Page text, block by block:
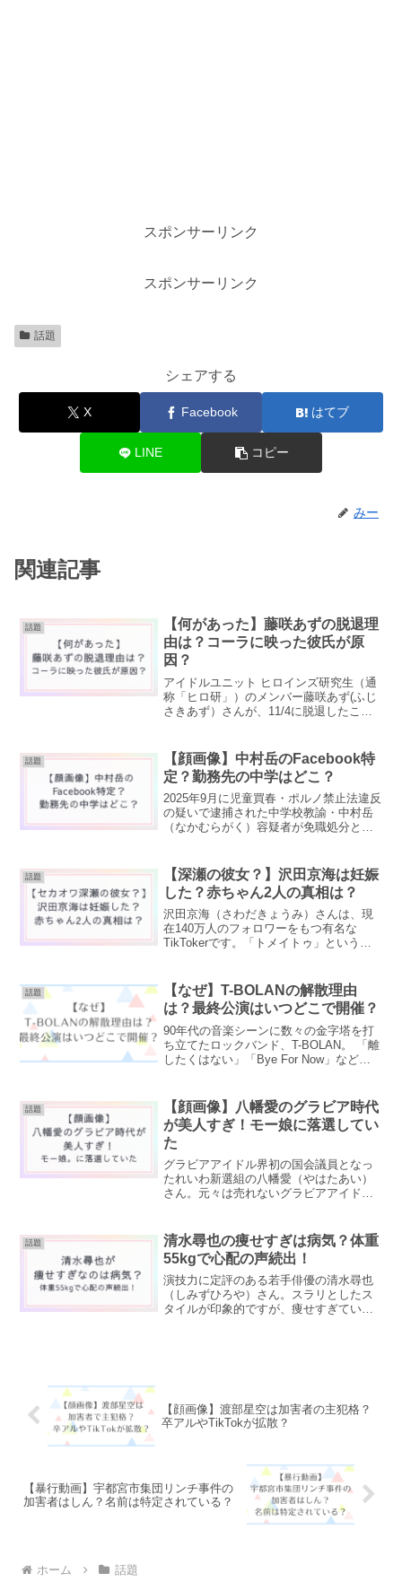
スポンサーリンク
スポンサーリンク
話題
シェアする
X Facebook はてブ
LINE コピー
みー
関連記事
話題
【何があった】藤咲あずの脱退理
由は？コーラに映った彼氏が原
因？
アイドルユニット ヒロインズ研究生（通
称「ヒロ研」）のメンバー藤咲あず(ふじ
さきあず）さんが、11/4に脱退したこと
だけで、なぜ脱退になったのか気になる
人も多いようです...
話題
【顔画像】中村岳のFacebook特
定？勤務先の中学はどこ？
2025年9月に児童買春・ポルノ禁止法違反
の疑いで逮捕された中学校教諭・中村岳
（なかむらがく）容疑者が免職処分とな
特定されているのか勤務先の中学校はど
こかといっ...
話題
【深瀬の彼女？】沢田京海は妊娠
した？赤ちゃん2人の真相は？
沢田京海（さわだきょうみ）さんは、現
在140万人のフォロワーをもつ有名な
TikTokerです。「トメイトゥ」という愛
たナチュラルでクールな雰囲気が若い世
代を中心に支持を...
話題
【なぜ】T-BOLANの解散理由
は？最終公演はいつどこで開催？
90年代の音楽シーンに数々の金字塔を打
ち立てたロックバンド、T-BOLAN。 「離
したくはない」「Bye For Now」など、
つことを発表しました。2026年3月25...
話題
【顔画像】八幡愛のグラビア時代
が美人すぎ！モー娘に落選してい
た
グラビアアイドル界初の国会議員となっ
たれいわ新選組の八幡愛（やはたあい）
さん。元々は売れないグラビアアイドル
とがわかりました。八幡愛さんとは何者
なのでしょうか？グラビア...
話題
清水尋也の痩せすぎは病気？体重
55kgで心配の声続出！
演技力に定評のある若手俳優の清水尋也
（しみずひろや）さん。スラリとしたス
タイルが印象的ですが、痩せすぎていて
【顔画像】渡部星空は加害者の主犯格？
卒アルやTikTokが拡散？
【暴行動画】宇都宮市集団リンチ事件の
加害者はしん？名前は特定されている？
ホーム 話題